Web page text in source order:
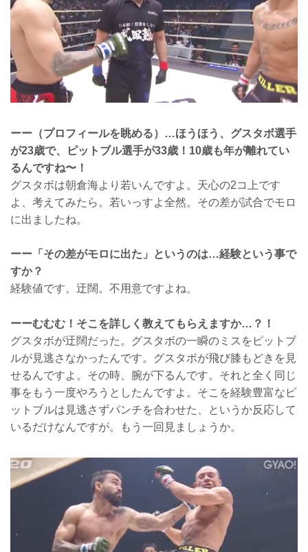
ーー（プロフィールを眺める）…ほうほう、グスタボ選手
が23歳で、ピットブル選手が33歳！10歳も年が離れてい
るんですね〜！
グスタボは朝倉海より若いんですよ。天心の2コ上です
よ、考えてみたら。若いっすよ全然。その差が試合でモロ
に出ましたね。
ーー「その差がモロに出た」というのは…経験という事で
すか？
経験値です。迂闊。不用意ですよね。
ーーむむむ！そこを詳しく教えてもらえますか…？！
グスタボが迂闊だった。グスタボの一瞬のミスをピットブ
ルが見逃さなかったんです。グスタボが飛び膝もどきを見
せるんですよ。その時、腕が下るんです。それと全く同じ
事をもう一度やろうとしたんですよ。そこを経験豊富なピ
ットブルは見逃さずパンチを合わせた、というか反応して
いるだけなんですが。もう一回見ましょうか。